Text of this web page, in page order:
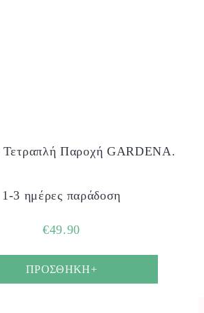
Τετραπλή Παροχή GARDENA.
1-3 ημέρες παράδοση
€49.90
ΠΡΟΣΘΗΚΗ+